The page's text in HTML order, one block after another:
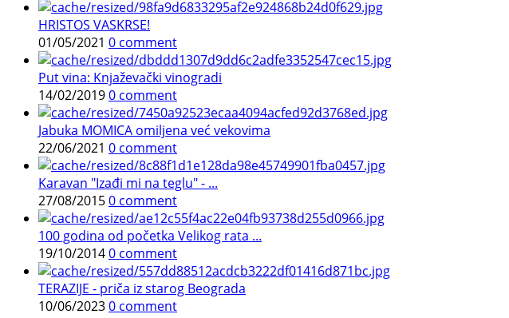
HRISTOS VASKRSE!
01/05/2021 0 comment
Put vina: Knjaževački vinogradi
14/02/20190 comment
Jabuka MOMICA omiljena već vekovima
22/06/2021 0 comment
Karavan "Izađi mi na teglu" - ...
27/08/20150 comment
100 godina od početka Velikog rata ...
19/10/20140 comment
TERAZIJE - priča iz starog Beograda
10/06/20230 comment